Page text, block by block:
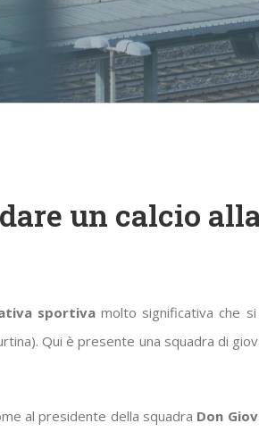
un calcio
sportiva molto significativa che
Qui è presente una squadra di
al presidente della squadra Don